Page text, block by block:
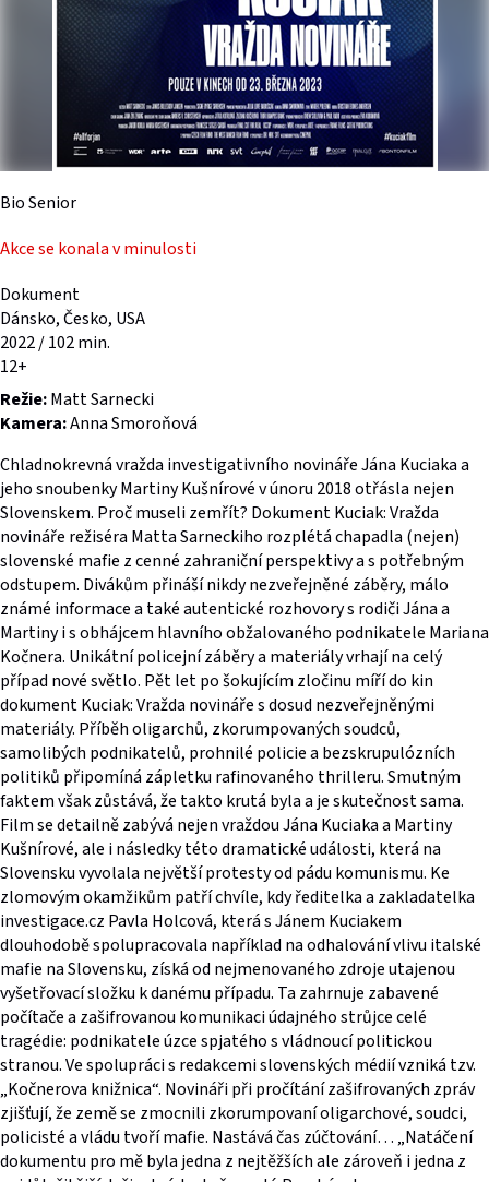
Bio Senior
Akce se konala v minulosti
Dokument
Dánsko, Česko, USA
2022 / 102 min.
12+
Režie:Matt Sarnecki
Kamera:Anna Smoroňová
Chladnokrevná vražda investigativního novináře Jána Kuciaka a
jeho snoubenky Martiny Kušnírové v únoru 2018 otřásla nejen
Slovenskem. Proč museli zemřít? Dokument Kuciak: Vražda
novináře režiséra Matta Sarneckiho rozplétá chapadla (nejen)
slovenské mafie z cenné zahraniční perspektivy a s potřebným
odstupem. Divákům přináší nikdy nezveřejněné záběry, málo
známé informace a také autentické rozhovory s rodiči Jána a
Martiny i s obhájcem hlavního obžalovaného podnikatele Mariana
Kočnera. Unikátní policejní záběry a materiály vrhají na celý
případ nové světlo. Pět let po šokujícím zločinu míří do kin
dokument Kuciak: Vražda novináře s dosud nezveřejněnými
materiály. Příběh oligarchů, zkorumpovaných soudců,
samolibých podnikatelů, prohnilé policie a bezskrupulózních
politiků připomíná zápletku rafinovaného thrilleru. Smutným
faktem však zůstává, že takto krutá byla a je skutečnost sama.
Film se detailně zabývá nejen vraždou Jána Kuciaka a Martiny
Kušnírové, ale i následky této dramatické události, která na
Slovensku vyvolala největší protesty od pádu komunismu. Ke
zlomovým okamžikům patří chvíle, kdy ředitelka a zakladatelka
investigace.cz Pavla Holcová, která s Jánem Kuciakem
dlouhodobě spolupracovala například na odhalování vlivu italské
mafie na Slovensku, získá od nejmenovaného zdroje utajenou
vyšetřovací složku k danému případu. Ta zahrnuje zabavené
počítače a zašifrovanou komunikaci údajného strůjce celé
tragédie: podnikatele úzce spjatého s vládnoucí politickou
stranou. Ve spolupráci s redakcemi slovenských médií vzniká tzv.
„Kočnerova knižnica“. Novináři při pročítání zašifrovaných zpráv
zjišťují, že země se zmocnili zkorumpovaní oligarchové, soudci,
policisté a vládu tvoří mafie. Nastává čas zúčtování… „Natáčení
dokumentu pro mě byla jedna z nejtěžších ale zároveň i jedna z